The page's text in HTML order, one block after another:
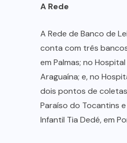
A Rede
A Rede de Banco de
conta com três
em Palmas; no
Araguaína; e, no
dois pontos de
Paraíso do Tocantins
Infantil Tia Dedé, em